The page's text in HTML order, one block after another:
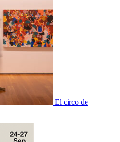
El circo de